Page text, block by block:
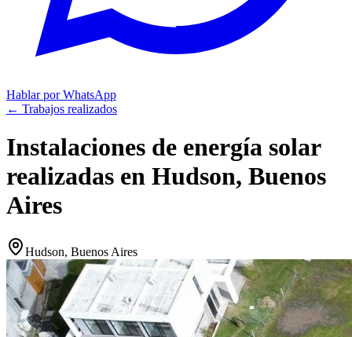
Hablar por WhatsApp
← Trabajos realizados
Instalaciones de energía solar
realizadas en Hudson, Buenos
Aires
Hudson, Buenos Aires